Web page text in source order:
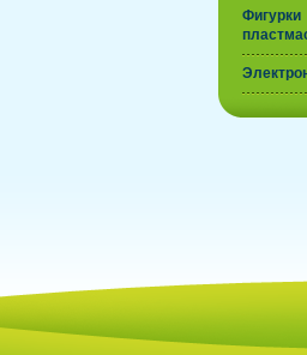
Фигурки